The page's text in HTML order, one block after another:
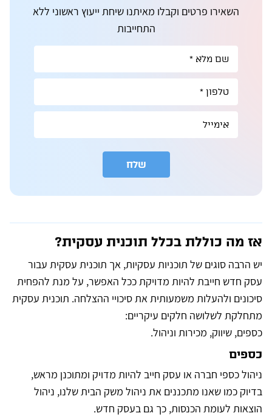
השאירו פרטים וקבלו מאיתנו שיחת ייעוץ ראשוני ללא
התחייבות
שלח
r
e
אז מה כוללת בכלל תוכנית עסקית?
יש הרבה סוגים של תוכניות עסקיות, אך תוכנית עסקית עבור
עסק חדש חייבת להיות מדויקת ככל האפשר, על מנת להפחית
סיכונים ולהעלות משמעותית את סיכויי ההצלחה. תוכנית עסקית
מתחלקת לשלושה חלקים עיקריים:
כספים, שיווק, מכירות וניהול.
כספים
ניהול כספי חברה או עסק חייב להיות מדויק ומתוכנן מראש,
בדיוק כמו שאנו מתכננים את ניהול משק הבית שלנו, ניהול
הוצאות לעומת הכנסות, כך גם בעסק חדש.